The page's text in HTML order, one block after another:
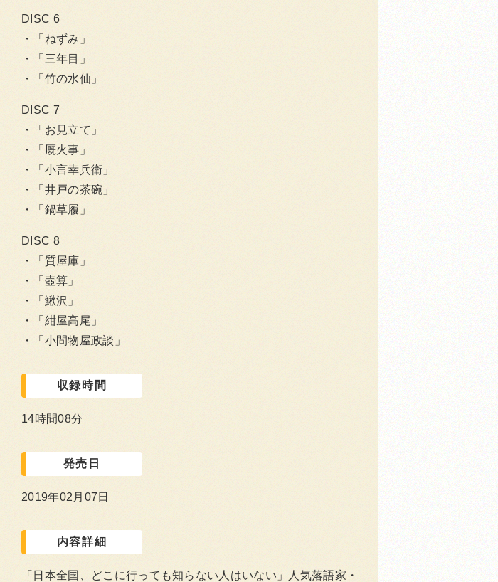
DISC 6
「ねずみ」
「三年目」
「竹の水仙」
DISC 7
「お見立て」
「厩火事」
「小言幸兵衛」
「井戸の茶碗」
「鍋草履」
DISC 8
「質屋庫」
「壺算」
「鰍沢」
「紺屋高尾」
「小間物屋政談」
収録時間
14時間08分
発売日
2019年02月07日
内容詳細
「日本全国、どこに行っても知らない人はいない」人気落語家・